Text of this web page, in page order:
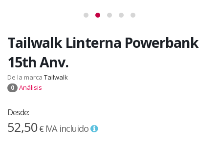
Tailwalk Linterna Powerbank
15th Anv.
De la marca Tailwalk
0 Análisis
Desde:
52,50€ IVA incluido